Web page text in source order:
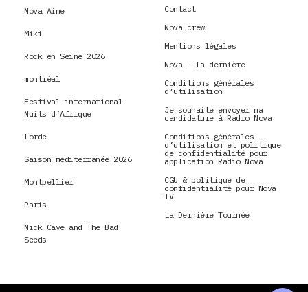
Nova Aime
Miki
Rock en Seine 2026
montréal
Festival international
Nuits d’Afrique
Lorde
Saison méditerranée 2026
Montpellier
Paris
Nick Cave and The Bad
Seeds
Contact
Nova crew
Mentions légales
Nova – La dernière
Conditions générales
d’utilisation
Je souhaite envoyer ma
candidature à Radio Nova
Conditions générales
d’utilisation et politique
de confidentialité pour
application Radio Nova
CGU & politique de
confidentialité pour Nova
TV
La Dernière Tournée